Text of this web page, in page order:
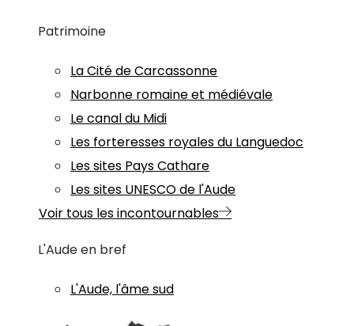
Patrimoine
La Cité de Carcassonne
Narbonne romaine et médiévale
Le canal du Midi
Les forteresses royales du Languedoc
Les sites Pays Cathare
Les sites UNESCO de l'Aude
Voir tous les incontournables
L'Aude en bref
L'Aude, l'âme sud